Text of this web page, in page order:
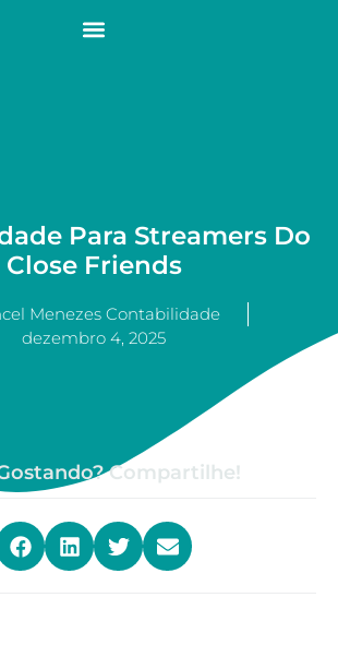
Para Streamers Do
Close Friends
Menezes Contabilidade
dezembro 4, 2025
Compartilhe!